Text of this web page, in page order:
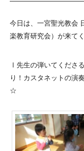
今日は、一宮聖光教会
楽教育研究会）が来て
Ⅰ先生の弾いてくださ
り！カスタネットの演
☆